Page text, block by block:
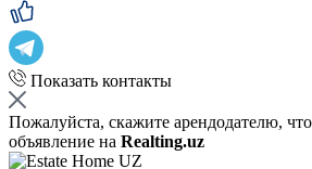
Показать контакты
Пожалуйста, скажите арендодателю,
объявление на Realting.uz